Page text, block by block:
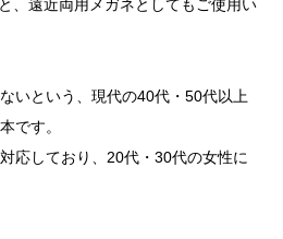
、遠近両用メガネとしてもご使用い
いという、現代の40代・50代以上
です。
応しており、20代・30代の女性に